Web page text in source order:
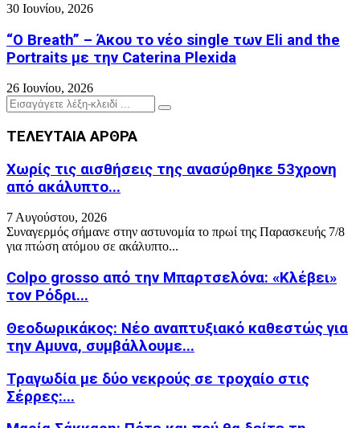
30 Ιουνίου, 2026
“O Breath” – Άκου το νέο single των Eli and the
Portraits με την Caterina Plexida
26 Ιουνίου, 2026
Search
for:
Search
ΤΕΛΕΥΤΑΙΑ ΑΡΘΡΑ
Χωρίς τις αισθήσεις της ανασύρθηκε 53χρονη
από ακάλυπτο...
7 Αυγούστου, 2026
Συναγερμός σήμανε στην αστυνομία το πρωί της Παρασκευής 7/8
για πτώση ατόμου σε ακάλυπτο...
Colpo grosso από την Μπαρτσελόνα: «Κλέβει»
τον Ρόδρι...
Θεοδωρικάκος: Νέο αναπτυξιακό καθεστώς για
την Αμυνα, συμβάλλουμε...
Τραγωδία με δύο νεκρούς σε τροχαίο στις
Σέρρες:...